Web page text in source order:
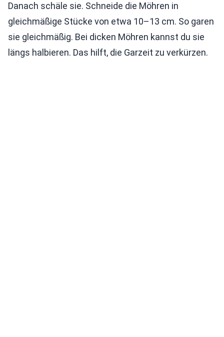
Danach schäle sie. Schneide die Möhren in
gleichmäßige Stücke von etwa 10–13 cm. So garen
sie gleichmäßig. Bei dicken Möhren kannst du sie
längs halbieren. Das hilft, die Garzeit zu verkürzen.